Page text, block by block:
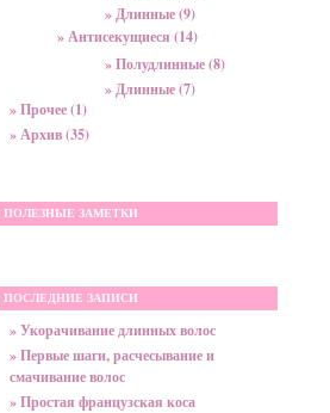
» Длинные (9)
» Антисекущиеся (14)
» Полудлинные (8)
» Длинные (7)
» Прочее (1)
» Архив (35)
ПОЛЕЗНЫЕ ЗАМЕТКИ
ПОСЛЕДНИЕ ЗАПИСИ
» Укорачивание длинных волос
» Первые шаги, расчесывание и
смачивание волос
» Простая французская коса